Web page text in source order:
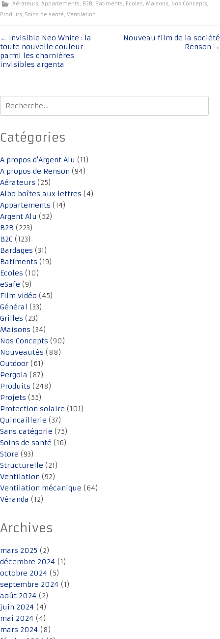
Aérateurs, Appartements, B2B, Batiments, Ecoles, Maisons, Nos Concepts,
Produits, Soins de santé, Ventilation
Navigation
de
l'article
← Invisible Neo White : la
toute nouvelle couleur
parmi les charnières
invisibles argenta
Nouveau film de la société
Renson →
Rechercher :
Catégories
A propos d'Argent Alu (11)
A propos de Renson (94)
Aérateurs (25)
Albo boîtes aux lettres (4)
Appartements (14)
Argent Alu (52)
B2B (223)
B2C (123)
Bardages (31)
Batiments (19)
Ecoles (10)
eSafe (9)
Film vidéo (45)
Général (33)
Grilles (23)
Maisons (34)
Nos Concepts (90)
Nouveautés (88)
Outdoor (61)
Pergola (87)
Produits (248)
Projets (55)
Protection solaire (101)
Quincaillerie (37)
Sans catégorie (75)
Soins de santé (16)
Store (93)
Structurelle (21)
Ventilation (92)
Ventilation mécanique (64)
Véranda (12)
Archives
mars 2025 (2)
décembre 2024 (1)
octobre 2024 (5)
septembre 2024 (1)
août 2024 (2)
juin 2024 (4)
mai 2024 (4)
mars 2024 (8)